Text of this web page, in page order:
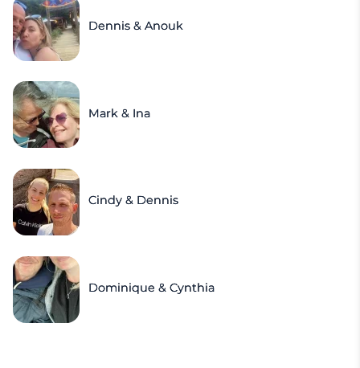
Dennis & Anouk
Mark & Ina
Cindy & Dennis
Dominique & Cynthia